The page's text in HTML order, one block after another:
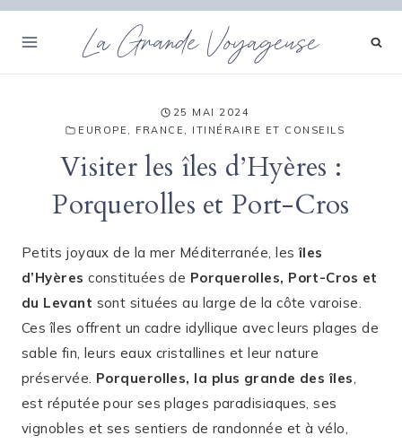
Aller
La Grande Voyageuse
25 MAI 2024
EUROPE , FRANCE , ITINÉRAIRE ET CONSEILS
Visiter les îles d’Hyères :
Porquerolles et Port-Cros
Petits joyaux de la mer Méditerranée, lesîles
d’Hyèresconstituées de Porquerolles, Port-Cros et
du Levant sont situées au large de la côte varoise.
Ces îles offrent un cadre idyllique avec leurs plages de
sable fin, leurs eaux cristallines et leur nature
préservée. Porquerolles, la plus grande des îles,
est réputée pour ses plages paradisiaques, ses
vignobles et ses sentiers de randonnée et à vélo,